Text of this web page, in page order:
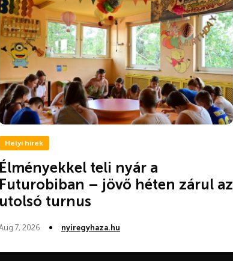
Helyi hírek
Élményekkel teli nyár a
Futurobiban – jövő héten zárul az
utolsó turnus
7, 2026 nyiregyhaza.hu